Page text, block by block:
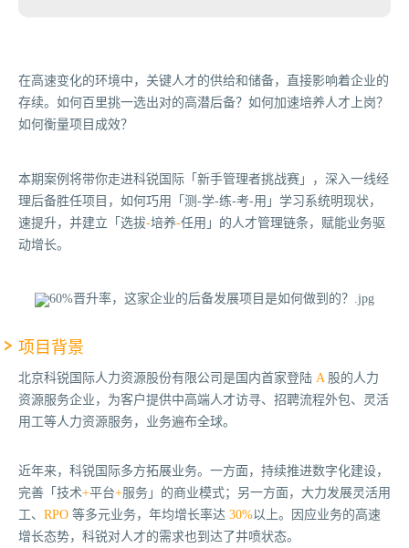
在高速变化的环境中，关键人才的供给和储备，直接影响着企业的
存续。如何百里挑一选出对的高潜后备？如何加速培养人才上岗？
如何衡量项目成效？
本期案例将带你走进科锐国际「新手管理者挑战赛」，深入一线经
理后备胜任项目，如何巧用「测-学-练-考-用」学习系统明现状，
速提升，并建立「选拔-培养-任用」的人才管理链条，赋能业务驱
动增长。
项目背景
北京科锐国际人力资源股份有限公司是国内首家登陆 A 股的人力
资源服务企业，为客户提供中高端人才访寻、招聘流程外包、灵活
用工等人力资源服务，业务遍布全球。
近年来，科锐国际多方拓展业务。一方面，持续推进数字化建设，
完善「技术+平台+服务」 的商业模式；另一方面，大力发展灵活用
工、 RPO 等多元业务，年均增长率达 30%以上。因应业务的高速
增长态势，科锐对人才的需求也到达了井喷状态。